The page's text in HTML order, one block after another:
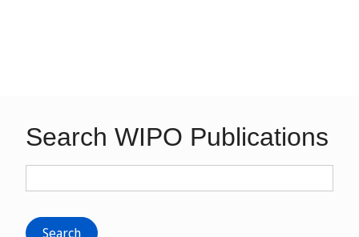
Search WIPO Publications
Search